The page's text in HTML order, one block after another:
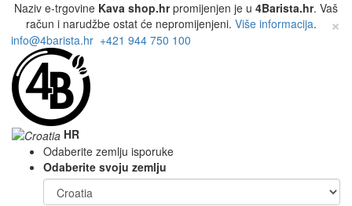
Naziv e-trgovine Kava shop.hrpromijenjen je u 4Barista.hr. Vaš
račun i narudžbe ostat će nepromijenjeni. Više informacija. ×
info@4barista.hr +421 944 750 100
HR
Odaberite zemlju isporuke
Odaberite svoju zemlju